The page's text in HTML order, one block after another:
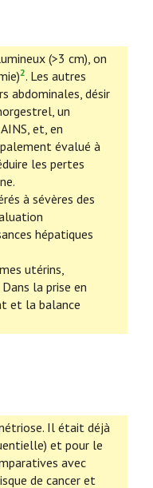
(>3 cm), on
2. Les autres
abdominales, désir
un
et, en
évalué à
les pertes
à sévères des
hépatiques
utérins,
la prise en
et la balance
Il était déjà
et pour le
avec
de cancer et